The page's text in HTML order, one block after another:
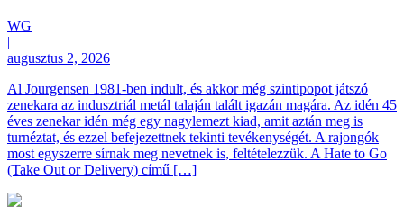
WG
|
augusztus 2, 2026
Al Jourgensen 1981-ben indult, és akkor még szintipopot játszó
zenekara az indusztriál metál talaján talált igazán magára. Az idén 45
éves zenekar idén még egy nagylemezt kiad, amit aztán meg is
turnéztat, és ezzel befejezettnek tekinti tevékenységét. A rajongók
most egyszerre sírnak meg nevetnek is, feltételezzük. A Hate to Go
(Take Out or Delivery) című […]